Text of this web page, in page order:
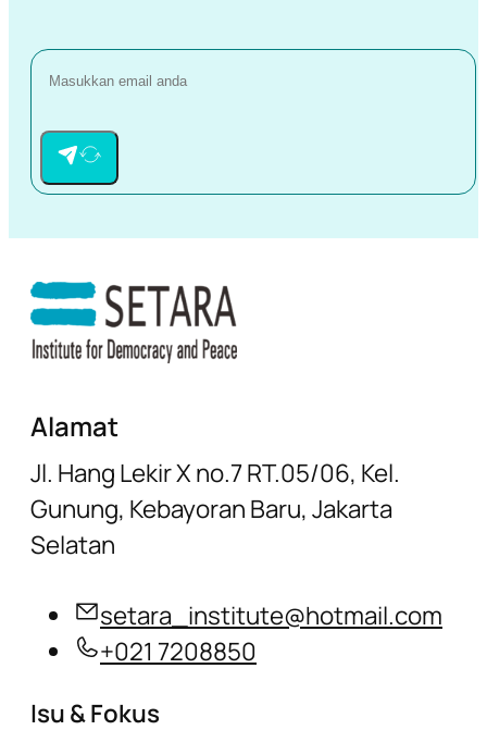
Alamat
Jl. Hang Lekir X no.7 RT.05/06, Kel.
Gunung, Kebayoran Baru, Jakarta
Selatan
setara_institute@hotmail.com
+021 7208850
Isu & Fokus